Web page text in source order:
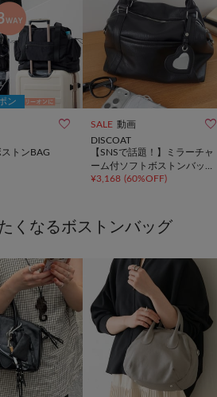
ン

トンBAG
SALE 動画 
DISCOAT
【SNSで話題！】ミラーチャ
ーム付ソフトボストンバッグ
《詳細動画あり》
¥3,168 (60%OFF)
くなるボストンバッグ